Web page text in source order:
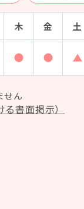
木 金 土
18:00
間 9:00-18:00
診療時間 9:00-18:00
診療時間診
せん
書面掲示）